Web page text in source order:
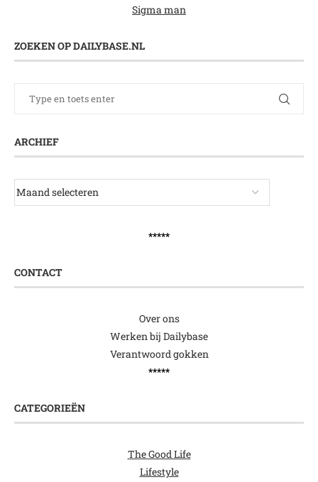
Sigma man
ZOEKEN OP DAILYBASE.NL
ARCHIEF
*****
CONTACT
Over ons
Werken bij Dailybase
Verantwoord gokken
*****
CATEGORIEËN
The Good Life
Lifestyle